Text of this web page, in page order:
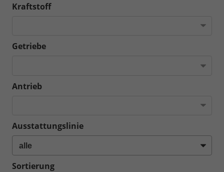
Kraftstoff
Getriebe
Antrieb
Ausstattungslinie
Sortierung